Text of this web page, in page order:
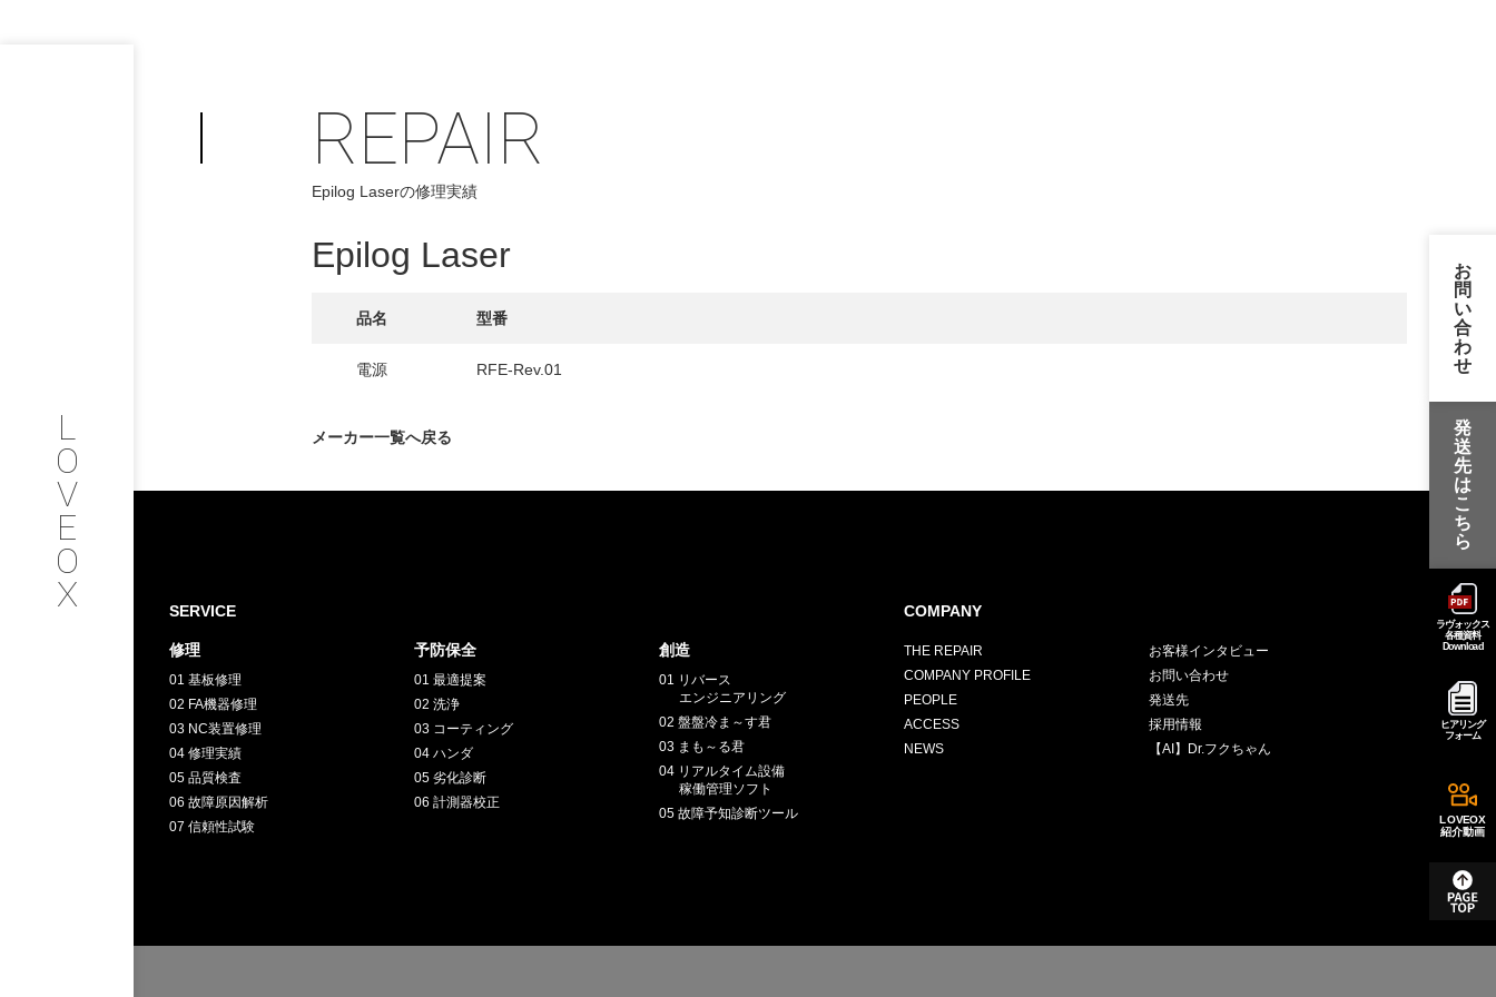
L
O
V
E
O
X
PHILOSOPHY
フィロソフィー
COMPANY
PROFILE
SERVICE
INTERVIEW
お客様インタビュー
RECRUIT
採用情報
CHALLENGE
お問い合わせ / 発送先
お
問
い
合
わ
せ
発
送
先
は
こ
ち
ら
ラヴォックス
各種資料
Download
ヒアリング
フォーム
LOVEOX
紹介動画
REPAIR
Epilog Laserの修理実績
Epilog Laser
品名 型番
電源 RFE-Rev.01
メーカー一覧へ戻る
SERVICE
修理
01 基板修理
02 FA機器修理
03 NC装置修理
04 修理実績
05 品質検査
06 故障原因解析
07 信頼性試験
予防保全
01 最適提案
02 洗浄
03 コーティング
04 ハンダ
05 劣化診断
06 計測器校正
創造
01 リバース
エンジニアリング
02 盤盤冷ま～す君
03 まも～る君
04 リアルタイム設備
稼働管理ソフト
05 故障予知診断ツール
COMPANY
THE REPAIR
COMPANY PROFILE
PEOPLE
ACCESS
NEWS
お客様インタビュー
お問い合わせ
発送先
採用情報
【AI】Dr.フクちゃん